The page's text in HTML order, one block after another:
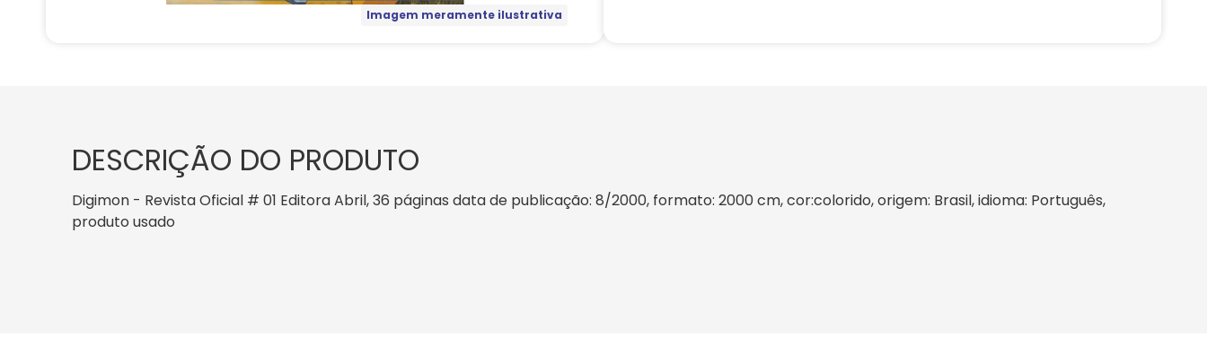
Imagem meramente ilustrativa
DESCRIÇÃO DO PRODUTO
Digimon - Revista Oficial # 01 Editora Abril, 36 páginas data de publicação: 8/2000, formato: 2000 cm, cor:colorido, origem: Brasil, idioma: Português,
produto usado